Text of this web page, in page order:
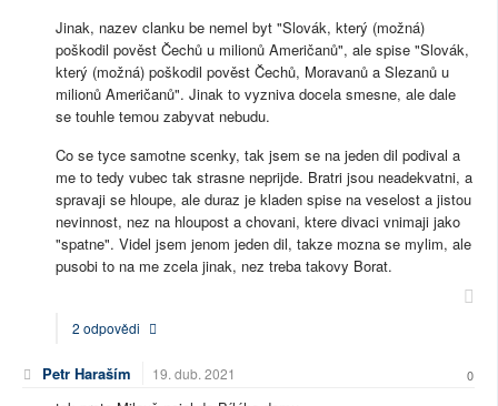
Jinak, nazev clanku be nemel byt "Slovák, který (možná)
poškodil pověst Čechů u milionů Američanů", ale spise "Slovák,
který (možná) poškodil pověst Čechů, Moravanů a Slezanů u
milionů Američanů". Jinak to vyzniva docela smesne, ale dale
se touhle temou zabyvat nebudu.
Co se tyce samotne scenky, tak jsem se na jeden dil podival a
me to tedy vubec tak strasne neprijde. Bratri jsou neadekvatni, a
spravaji se hloupe, ale duraz je kladen spise na veselost a jistou
nevinnost, nez na hloupost a chovani, ktere divaci vnimaji jako
"spatne". Videl jsem jenom jeden dil, takze mozna se mylim, ale
pusobi to na me zcela jinak, nez treba takovy Borat.
2 odpovědi
Petr Haraším 19. dub. 2021 0